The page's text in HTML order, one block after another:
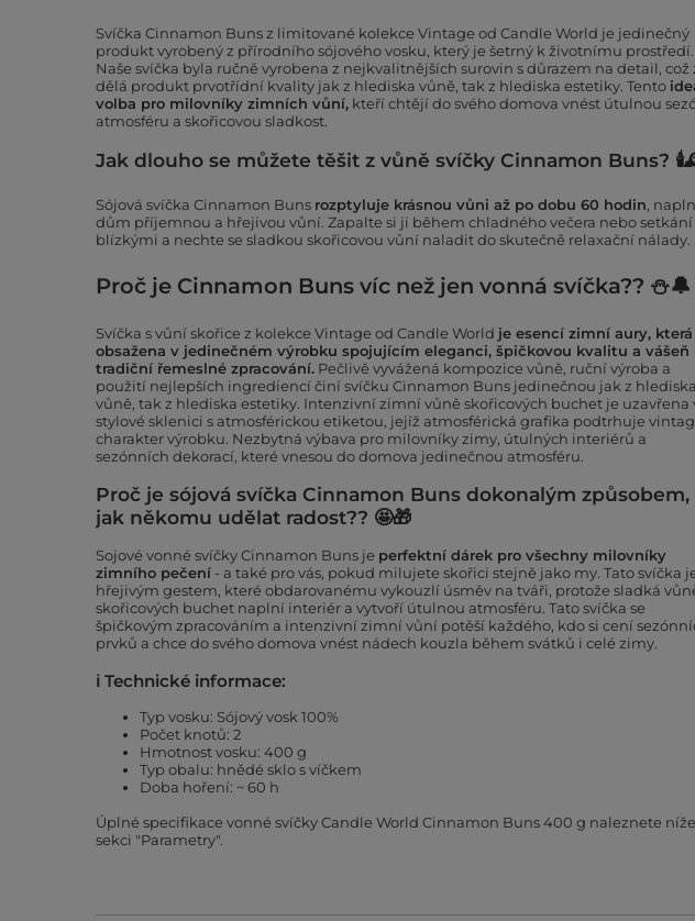
Svíčka Cinnamon Buns z limitované kolekce Vintage od Candle World je jedinečný
produkt vyrobený z přírodního sójového vosku, který je šetrný k životnímu prostředí.
Naše svíčka byla ručně vyrobena z nejkvalitnějších surovin s důrazem na detail, což
dělá produkt prvotřídní kvality jak z hlediska vůně, tak z hlediska estetiky. Tento
volba pro milovníky zimních vůní, kteří chtějí do svého domova vnést útulnou
atmosféru a skořicovou sladkost.
Jak dlouho se můžete těšit z vůně svíčky Cinnamon Buns?
Sójová svíčka Cinnamon Buns rozptyluje krásnou vůni až po dobu 60 hodin,
dům příjemnou a hřejivou vůní. Zapalte si ji během chladného večera nebo setkání
blízkými a nechte se sladkou skořicovou vůní naladit do skutečně relaxační nálady.
Proč je Cinnamon Buns víc než jen vonná svíčka?? ⛄🔔
Svíčka s vůní skořice z kolekce Vintage od Candle World je esencí zimní aury,
obsažena v jedinečném výrobku spojujícím eleganci, špičkovou kvalitu a vášeň
tradiční řemeslné zpracování. Pečlivě vyvážená kompozice vůně, ruční výroba a
použití nejlepších ingrediencí činí svíčku Cinnamon Buns jedinečnou jak z hlediska
vůně, tak z hlediska estetiky. Intenzivní zimní vůně skořicových buchet je uzavřena
stylové sklenici s atmosférickou etiketou, jejíž atmosférická grafika podtrhuje
charakter výrobku. Nezbytná výbava pro milovníky zimy, útulných interiérů a
sezónních dekorací, které vnesou do domova jedinečnou atmosféru.
Proč je sójová svíčka Cinnamon Buns dokonalým způsobem,
jak někomu udělat radost?? 🤩🎁
Sojové vonné svíčky Cinnamon Buns je perfektní dárek pro všechny milovníky
zimního pečení - a také pro vás, pokud milujete skořici stejně jako my. Tato svíčka
hřejivým gestem, které obdarovanému vykouzlí úsměv na tváři, protože sladká
skořicových buchet naplní interiér a vytvoří útulnou atmosféru. Tato svíčka se
špičkovým zpracováním a intenzivní zimní vůní potěší každého, kdo si cení
prvků a chce do svého domova vnést nádech kouzla během svátků i celé zimy.
ℹ️ Technické informace:
Typ vosku: Sójový vosk 100%
Počet knotů: 2
Hmotnost vosku: 400 g
Typ obalu: hnědé sklo s víčkem
Doba hoření: ~ 60 h
Úplné specifikace vonné svíčky Candle World Cinnamon Buns 400 g naleznete
sekci "Parametry".